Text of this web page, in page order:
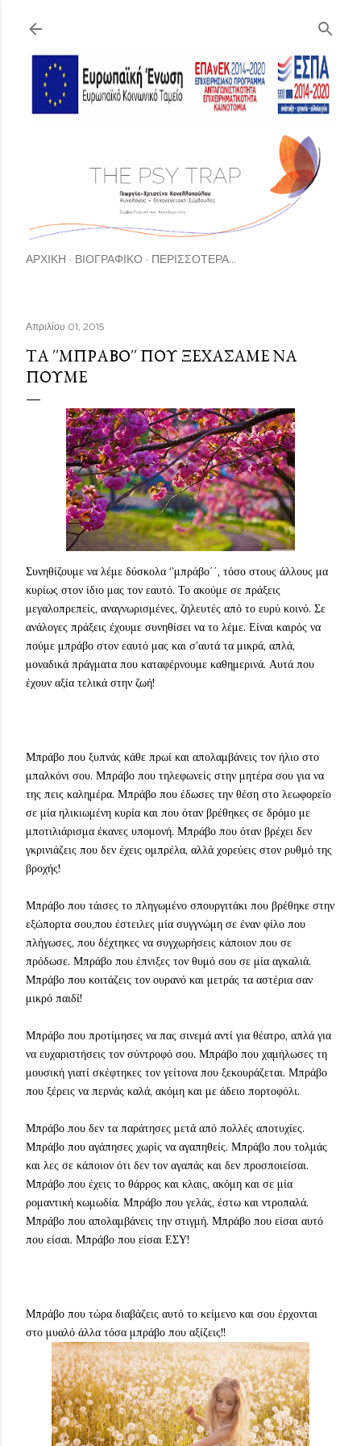
ΑΡΧΙΚΉ ΒΙΟΓΡΑΦΙΚΟ ΠΕΡΙΣΣΌΤΕΡΑ…
Απριλίου 01, 2015
ΤΑ ΄΄ΜΠΡΑΒΟ΄΄ ΠΟΥ ΞΕΧΑΣΑΜΕ ΝΑ
ΠΟΥΜΕ
Συνηθίζουμε να λέμε δύσκολα ‘’μπράβο΄΄, τόσο στους άλλους μα
κυρίως στον ίδιο μας τον εαυτό. Το ακούμε σε πράξεις
μεγαλοπρεπείς, αναγνωρισμένες, ζηλευτές από το ευρύ κοινό. Σε
ανάλογες πράξεις έχουμε συνηθίσει να το λέμε. Είναι καιρός να
πούμε μπράβο στον εαυτό μας και σ’αυτά τα μικρά, απλά,
μοναδικά πράγματα που καταφέρνουμε καθημερινά. Αυτά που
έχουν αξία τελικά στην ζωή!
Μπράβο που ξυπνάς κάθε πρωί και απολαμβάνεις τον ήλιο στο
μπαλκόνι σου. Μπράβο που τηλεφωνείς στην μητέρα σου για να
της πεις καλημέρα. Μπράβο που έδωσες την θέση στο λεωφορείο
σε μία ηλικιωμένη κυρία και που όταν βρέθηκες σε δρόμο με
μποτιλιάρισμα έκανες υπομονή. Μπράβο που όταν βρέχει δεν
γκρινιάζεις που δεν έχεις ομπρέλα, αλλά χορεύεις στον ρυθμό της
βροχής!
Μπράβο που τάισες το πληγωμένο σπουργιτάκι που βρέθηκε στην
εξώπορτα σου,που έστειλες μία συγγνώμη σε έναν φίλο που
πλήγωσες, που δέχτηκες να συγχωρήσεις κάποιον που σε
πρόδωσε. Μπράβο που έπνιξες τον θυμό σου σε μία αγκαλιά.
Μπράβο που κοιτάζεις τον ουρανό και μετράς τα αστέρια σαν
μικρό παιδί!
Μπράβο που προτίμησες να πας σινεμά αντί για θέατρο, απλά για
να ευχαριστήσεις τον σύντροφό σου. Μπράβο που χαμήλωσες τη
μουσική γιατί σκέφτηκες τον γείτονα που ξεκουράζεται. Μπράβο
που ξέρεις να περνάς καλά, ακόμη και με άδειο πορτοφόλι.
Μπράβο που δεν τα παράτησες μετά από πολλές αποτυχίες.
Μπράβο που αγάπησες χωρίς να αγαπηθείς. Μπράβο που τολμάς
και λες σε κάποιον ότι δεν τον αγαπάς και δεν προσποιείσαι.
Μπράβο που έχεις το θάρρος και κλαις, ακόμη και σε μία
ρομαντική κωμωδία. Μπράβο που γελάς, έστω και ντροπαλά.
Μπράβο που απολαμβάνεις την στιγμή. Μπράβο που είσαι αυτό
που είσαι. Μπράβο που είσαι ΕΣΥ!
Μπράβο που τώρα διαβάζεις αυτό το κείμενο και σου έρχονται
στο μυαλό άλλα τόσα μπράβο που αξίζεις!!